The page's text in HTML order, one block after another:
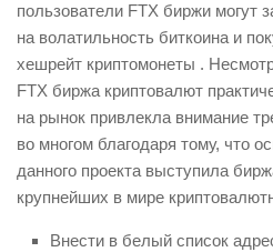
пользователи FTX биржи могут
на волатильность биткоина и
хешрейт криптомонеты .
FTX биржа криптовалют
на рынок привлекла внимание
во многом благодаря тому, что
данного проекта выступила
крупнейших в мире
Внести в белый список